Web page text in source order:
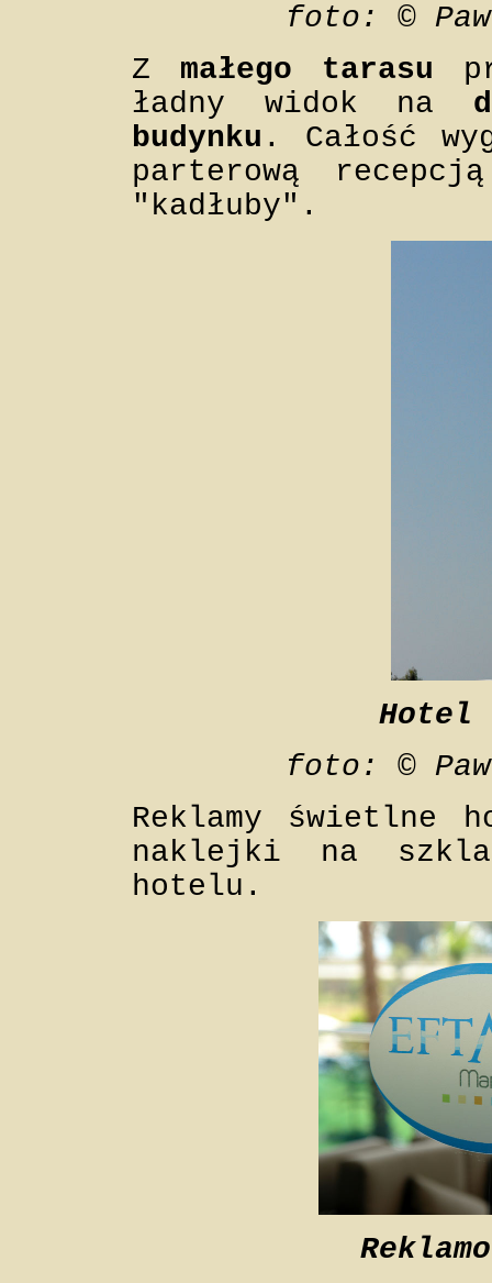
foto: ©
Z małego tarasu
ładny widok na
budynku . Całość
parterową
"kadłuby".
Hotel
foto: ©
Reklamy świetlne
naklejki na
hotelu.